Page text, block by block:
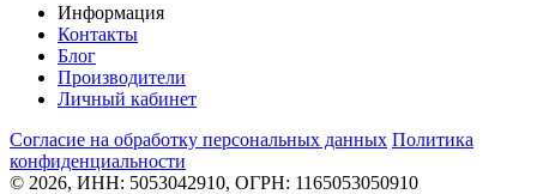
Информация
Контакты
Блог
Производители
Личный кабинет
Согласие на обработку персональных данных Политикa
конфиденциальности
© 2026, ИНН: 5053042910, ОГРН: 1165053050910